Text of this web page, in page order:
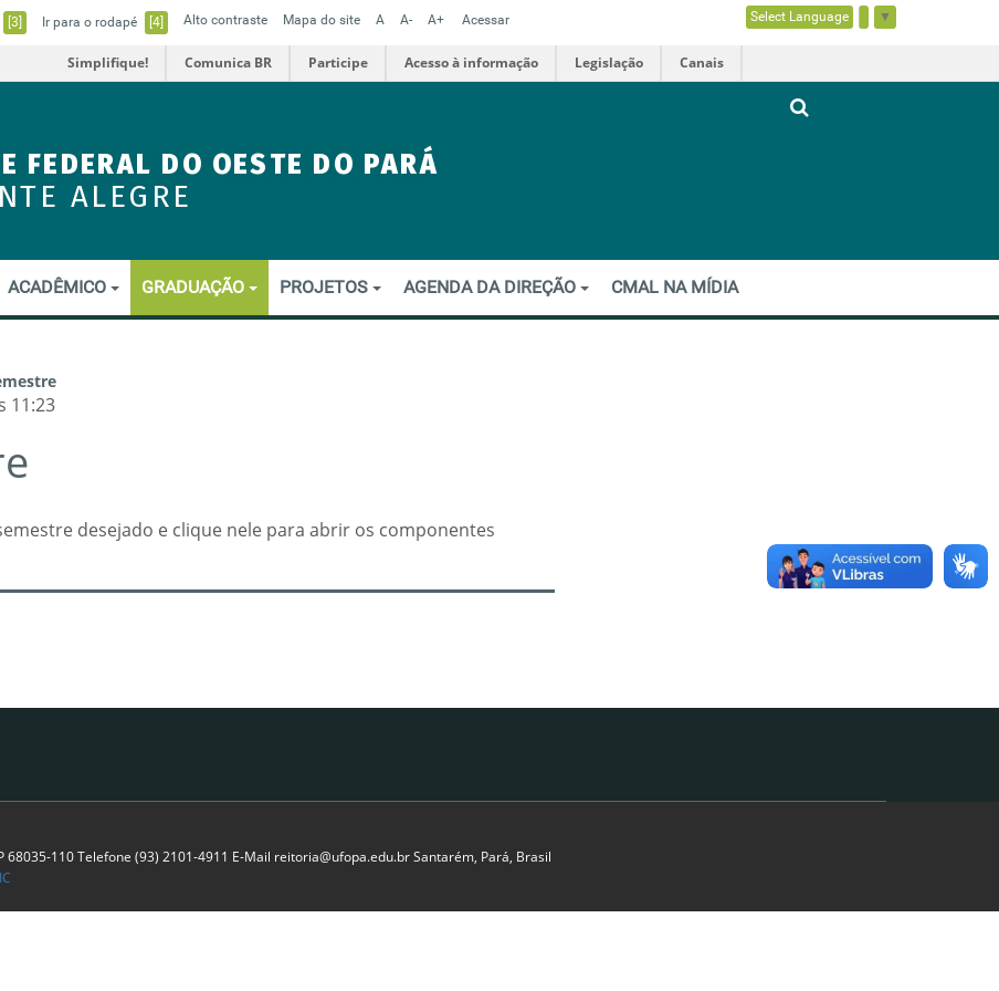
[3] Ir para o rodapé [4] Alto contraste Mapa do site A A- A+ Acessar Select Language ▼
Simplifique! Comunica BR Participe Acesso à informação Legislação Canais
FEDERAL DO OESTE DO PARÁ
ALEGRE
ACADÊMICO GRADUAÇÃO PROJETOS AGENDA DA DIREÇÃO CMAL NA MÍDIA
11:23
desejado e clique nele para abrir os componentes
68035-110 Telefone (93) 2101-4911 E-Mail reitoria@ufopa.edu.br Santarém, Pará, Brasil